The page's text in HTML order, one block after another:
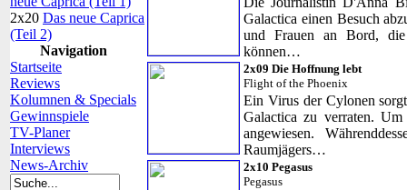
2x20 Das neue Caprica
(Teil 2)
Navigation
Startseite
Reviews
Kolumnen & Specials
Gewinnspiele
TV-Planer
Interviews
News-Archiv
Galactica einen Besuch
und Frauen an Bord,
können…
2x09 Die Hoffnung lebt
Flight of the Phoenix
Ein Virus der Cylonen
Galactica zu verraten.
angewiesen.
Raumjägers…
2x10 Pegasus
Pegasus